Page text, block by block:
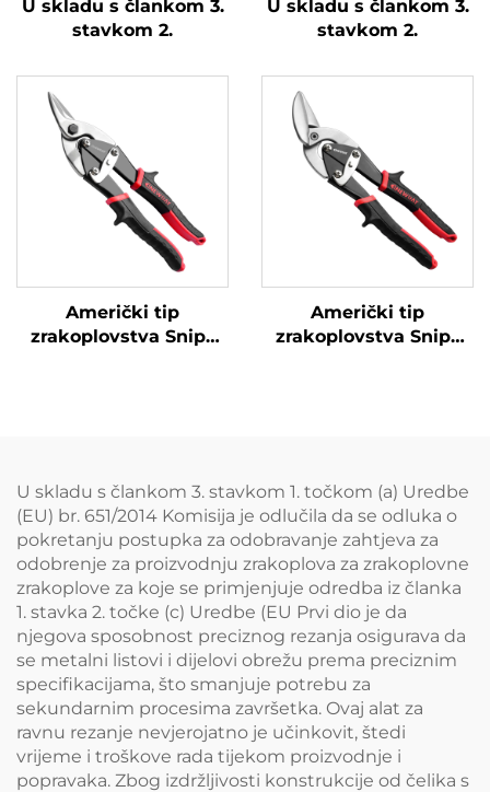
U skladu s člankom 3.
stavkom 2.
U skladu s člankom 3.
stavkom 2.
Američki tip
zrakoplovstva Snips
Američki tip
zrakoplovstva Snips
U skladu s člankom 3. stavkom 1. točkom (a) Uredbe
(EU) br. 651/2014 Komisija je odlučila da se odluka o
pokretanju postupka za odobravanje zahtjeva za
odobrenje za proizvodnju zrakoplova za zrakoplovne
zrakoplove za koje se primjenjuje odredba iz članka
1. stavka 2. točke (c) Uredbe (EU Prvi dio je da
njegova sposobnost preciznog rezanja osigurava da
se metalni listovi i dijelovi obrežu prema preciznim
specifikacijama, što smanjuje potrebu za
sekundarnim procesima završetka. Ovaj alat za
ravnu rezanje nevjerojatno je učinkovit, štedi
vrijeme i troškove rada tijekom proizvodnje i
popravaka. Zbog izdržljivosti konstrukcije od čelika s